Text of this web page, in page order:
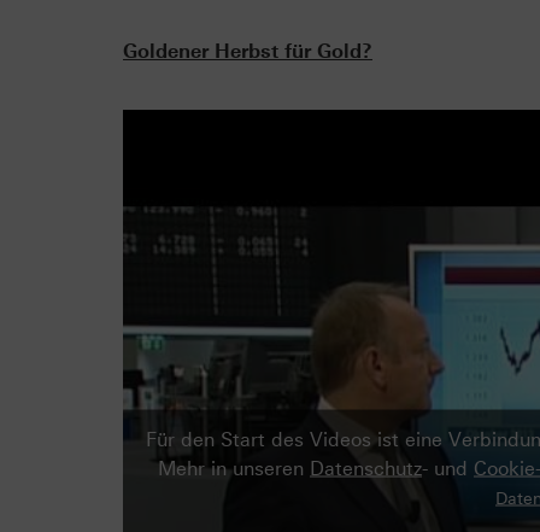
Goldener Herbst für Gold?
Für den Start des Videos ist eine
Mehr in unseren Datenschutz- und